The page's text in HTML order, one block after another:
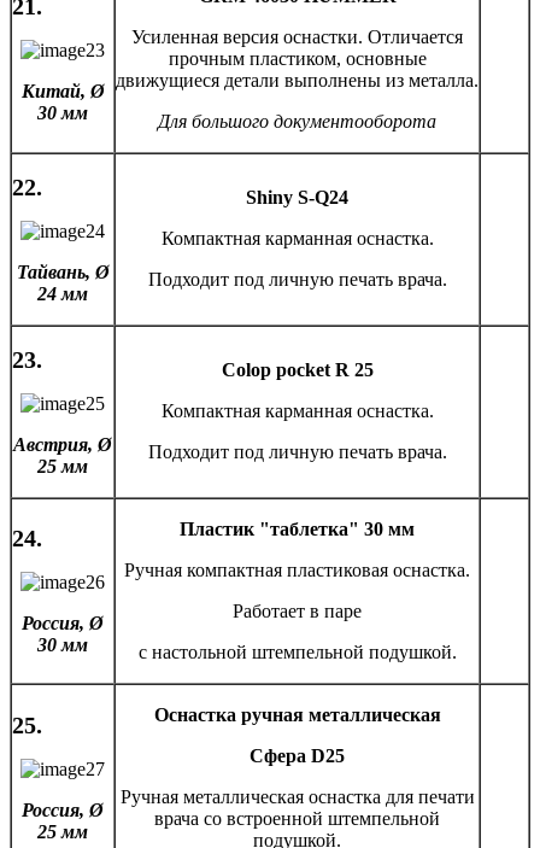
21.
Китай, Ø
30 мм
Усиленная версия оснастки. Отличается
прочным пластиком, основные
движущиеся детали выполнены из металла.
Для большого документооборота
22.
Тайвань, Ø
24 мм
Shiny S-Q24
Компактная карманная оснастка.
Подходит под личную печать врача.
23.
Австрия, Ø
25 мм
Colop pocket R 25
Компактная карманная оснастка.
Подходит под личную печать врача.
24.
Россия, Ø
30 мм
Пластик "таблетка" 30 мм
Ручная компактная пластиковая оснастка.
Работает в паре
с настольной штемпельной подушкой.
25.
Россия, Ø
25 мм
Оснастка ручная металлическая
Сфера D25
Ручная металлическая оснастка для печати
врача со встроенной штемпельной
подушкой.